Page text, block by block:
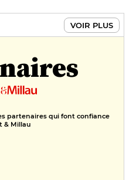
VOIR PLUS
partenaires qui font confiance
& Millau